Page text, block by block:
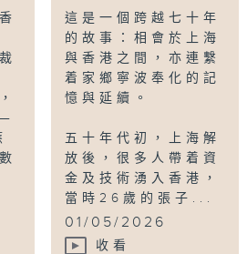
服飾品牌合作推出聯乘產
舉辦香港紳士遊行（Suit
Asia 2025，一心要
承得更遠。
鄉打拼的勇氣，加上下一代
讓這家人對家、國的情感愈
們與香港共同成長的軌跡。
紅幫手藝 ,張奕庭
這是一個跨越七十年
的故事：相會於上海
與香港之間，亦連繫
着家鄉寧波奉化的記
憶與延續。
五十年代初，上海解
放後，很多人帶着資
金及技術湧入香港，
當時26歲的張子...
01/05/2026
收看